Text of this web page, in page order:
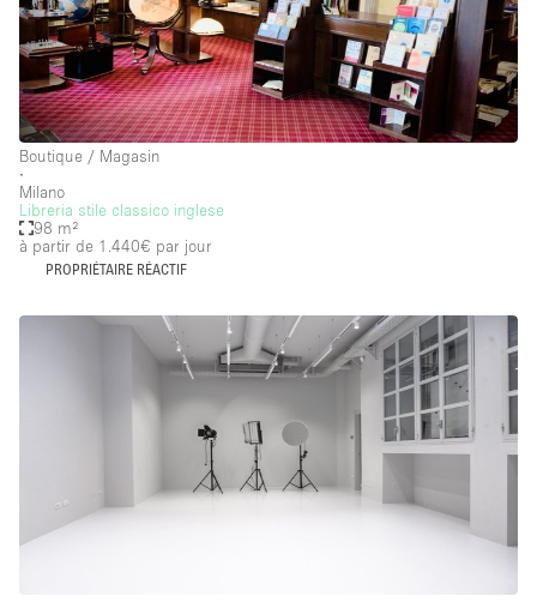
Boutique / Magasin
∙
Milano
Libreria stile classico inglese
98 m²
à partir de 1.440€ par jour
PROPRIÉTAIRE RÉACTIF